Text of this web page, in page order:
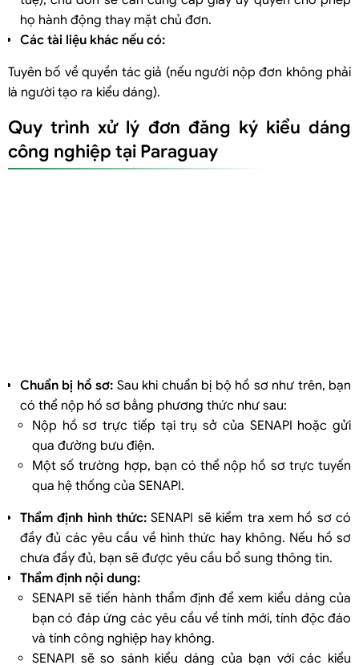
họ hành động thay mặt chủ đơn.
Các tài liệu khác nếu có:
Tuyên bố về quyền tác giả (nếu người nộp đơn không phải
là người tạo ra kiểu dáng).
Quy trình xử lý đơn đăng ký kiểu dáng
công nghiệp tại Paraguay
Chuẩn bị hồ sơ: Sau khi chuẩn bị bộ hồ sơ như trên, bạn
có thể nộp hồ sơ bằng phương thức như sau:
Nộp hồ sơ trực tiếp tại trụ sở của SENAPI hoặc gửi
qua đường bưu điện.
Một số trường hợp, bạn có thể nộp hồ sơ trực tuyến
qua hệ thống của SENAPI.
Thẩm định hình thức:SENAPI sẽ kiểm tra xem hồ sơ có
đầy đủ các yêu cầu về hình thức hay không. Nếu hồ sơ
chưa đầy đủ, bạn sẽ được yêu cầu bổ sung thông tin.
Thẩm định nội dung:
SENAPI sẽ tiến hành thẩm định để xem kiểu dáng của
bạn có đáp ứng các yêu cầu về tính mới, tính độc đáo
và tính công nghiệp hay không.
SENAPI sẽ so sánh kiểu dáng của bạn với các kiểu